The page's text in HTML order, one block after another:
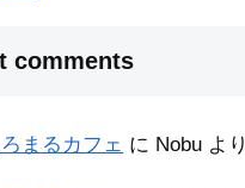
comments
まるカフェ に Nobu より